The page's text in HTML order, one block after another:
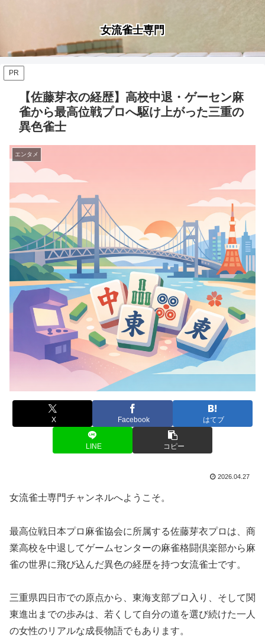
女流雀士専門
PR
【佐藤芽衣の経歴】高校中退・ゲーセン麻
雀から最高位戦プロへ駆け上がった三重の
異色雀士
エンタメ
X Facebook はてブ
LINE コピー
2026.04.27
女流雀士専門チャンネルへようこそ。
最高位戦日本プロ麻雀協会に所属する佐藤芽衣プロは、商
業高校を中退してゲームセンターの麻雀格闘倶楽部から麻
雀の世界に飛び込んだ異色の経歴を持つ女流雀士です。
三重県四日市での原点から、東海支部プロ入り、そして関
東進出までの歩みは、若くして自分の道を選び続けた一人
の女性のリアルな成長物語でもあります。